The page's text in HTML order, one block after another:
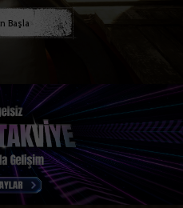
Başla